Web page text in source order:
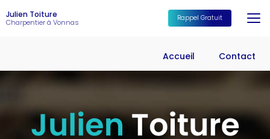
au
contenu
Accueil
Contact
Julien Toiture
Charpentier à Vonnas Rappel Gratuit